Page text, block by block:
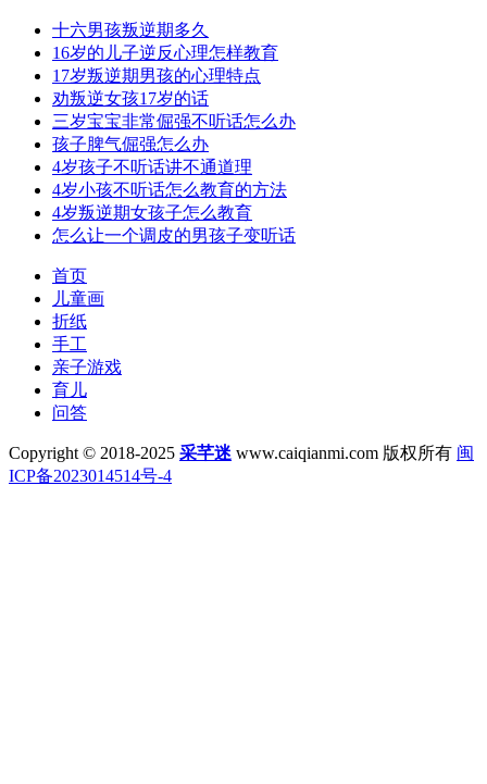
十六男孩叛逆期多久
16岁的儿子逆反心理怎样教育
17岁叛逆期男孩的心理特点
劝叛逆女孩17岁的话
三岁宝宝非常倔强不听话怎么办
孩子脾气倔强怎么办
4岁孩子不听话讲不通道理
4岁小孩不听话怎么教育的方法
4岁叛逆期女孩子怎么教育
怎么让一个调皮的男孩子变听话
首页
儿童画
折纸
手工
亲子游戏
育儿
问答
Copyright © 2018-2025 采芊迷 www.caiqianmi.com 版权所有 闽
ICP备2023014514号-4